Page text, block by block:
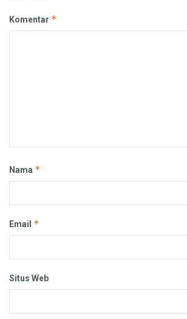
Komentar *
Nama *
Email *
Situs Web